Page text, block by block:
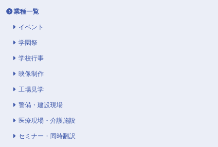
業種一覧
イベント
学園祭
学校行事
映像制作
工場見学
警備・建設現場
医療現場・介護施設
セミナー・同時翻訳